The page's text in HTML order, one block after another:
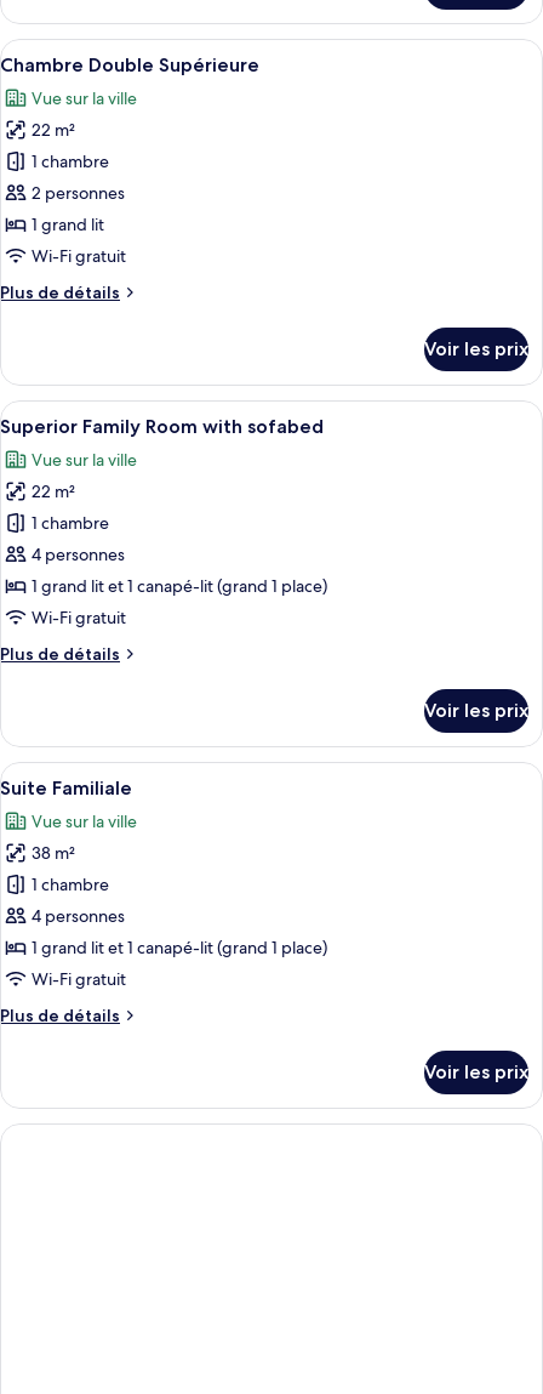
avec
lits
jumeaux
le
type
de
Chambre
Standard
avec
lits
jumeaux
Afficher
toutes
les
photos
pour
ce
type
de
chambre :
Chambre
Chambre Double Supérieure |
6
Chambre Double Supérieure
Vue sur la ville
22 m²
1 chambre
2 personnes
1 grand lit
Wi-Fi gratuit
Plus de détails
Plus
le
type
de
chambre
Chambre
Double
Supérieure
Voir les prix
Afficher
toutes
les
photos
pour
ce
type
de
chambre :
Superior
with
sofabed
Une chambre d’hôtel comprenant
5
Superior Family Room with sofabed
Vue sur la ville
22 m²
1 chambre
4 personnes
1 grand lit et 1 canapé-lit (grand 1 place)
Wi-Fi gratuit
Plus de détails
Plus
le
type
de
Superior
Family
Room
with
sofabed
Voir les prix
Afficher
toutes
les
photos
pour
ce
type
de
chambre :
Suite
Une chambre d’hôtel avec un
5
Suite Familiale
Vue sur la ville
38 m²
1 chambre
4 personnes
1 grand lit et 1 canapé-lit (grand 1 place)
Wi-Fi gratuit
Plus de détails
Plus
le
type
de
Voir les prix